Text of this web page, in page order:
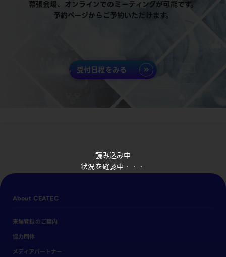
読み込み中
状況を確認中・・・
幕張会場、オンラインでのミーティングが可能です。
予約ページからご予約いただけます。
受付日程をみる
About CEATEC
来場登録のご案内
協力団体
メディアパートナー